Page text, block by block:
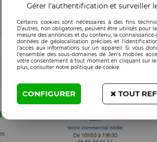
Gérer l'authentification et surveiller
Certains cookies sont nécessaires à des fins
D'autres, non obligatoires, peuvent être utilisés pour
mesure des annonces et du contenu, la
données de géolocalisation précises et
l'accès aux informations sur un appareil. Si vous
l’ensemble des sous-domaines de Jen's mobiles
votre consentement à tout moment en cliquant sur
plus, consulter notre politique de cookie.
CONFIGURER TOUT